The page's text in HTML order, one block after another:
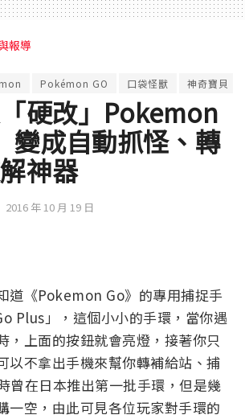
報導
Pokémon GO 口袋怪獸 神奇寶貝
硬改」Pokemon
成自動抓怪、轉
神器
2016 年 10 月 19 日
道《Pokemon Go》的專用捕捉手
Plus」，這個小小的手環，當你遇
，上面的按鈕就會亮燈，接著你只
以不拿出手機來幫你轉補給站、捕
曾在日本推出第一批手環，但是幾
一空，由此可見各位玩家對手環的